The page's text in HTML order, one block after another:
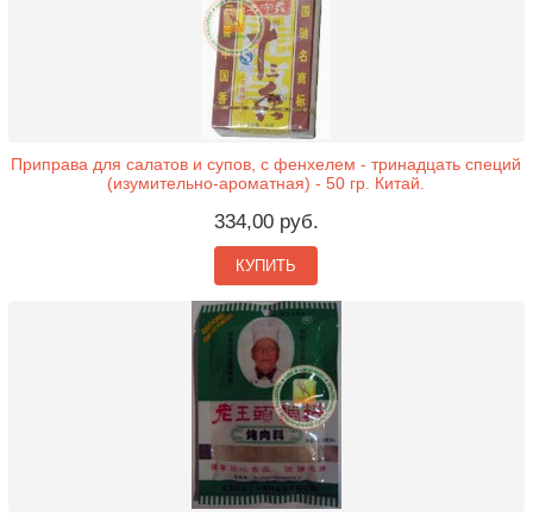
Приправа для салатов и супов, с фенхелем - тринадцать специй
(изумительно-ароматная) - 50 гр. Китай.
334,00 руб.
КУПИТЬ